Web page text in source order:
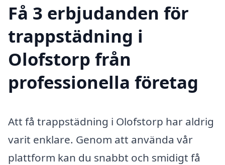
Få 3 erbjudanden för
trappstädning i
Olofstorp från
professionella företag
Att få trappstädning i Olofstorp har aldrig
varit enklare. Genom att använda vår
plattform kan du snabbt och smidigt få